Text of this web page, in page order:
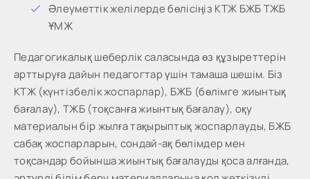
Әлеуметтік желілерде бөлісіңіз КТЖ БЖБ ТЖБ
ҰМЖ
Педагогикалық шеберлік саласында өз құзыреттерін
арттыруға дайын педагогтар үшін тамаша шешім. Біз
КТЖ (күнтізбелік жоспарлар), БЖБ (бөлімге жиынтық
бағалау), ТЖБ (тоқсанға жиынтық бағалау), оқу
материалын бір жылға тақырыптық жоспарлауды, БЖБ
сабақ жоспарларын, сондай-ақ бөлімдер мен
тоқсандар бойынша жиынтық бағалауды қоса алғанда,